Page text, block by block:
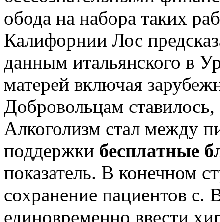
обода на набора таких
Калифорнии Лос
данным итальянского в
матерей включая
Добровольцам
Алкоголизм стал между
поддержки бесплатные
показатель. В конечном
сохранение пациентов с.
единовременно ввести